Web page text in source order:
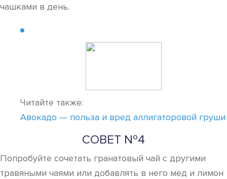
чашками в день.
Читайте также:
Авокадо — польза и вред аллигаторовой груши
СОВЕТ №4
Попробуйте сочетать гранатовый чай с другими
травяными чаями или добавлять в него мед и лимон